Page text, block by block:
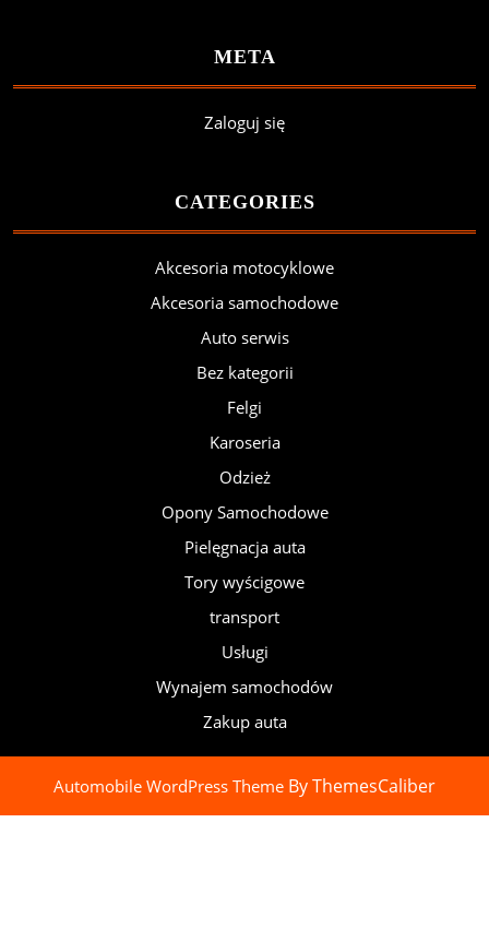
META
Zaloguj się
CATEGORIES
Akcesoria motocyklowe
Akcesoria samochodowe
Auto serwis
Bez kategorii
Felgi
Karoseria
Odzież
Opony Samochodowe
Pielęgnacja auta
Tory wyścigowe
transport
Usługi
Wynajem samochodów
Zakup auta
Automobile WordPress Theme By ThemesCaliber